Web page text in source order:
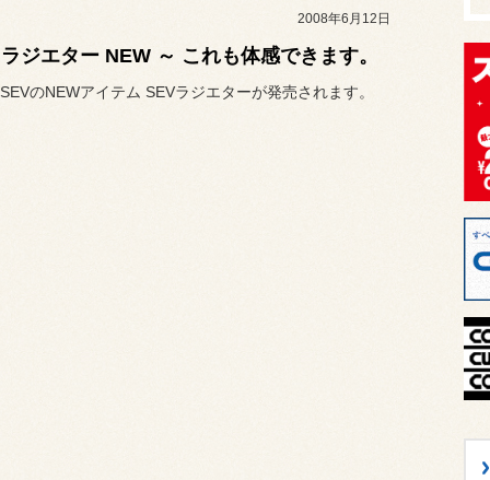
2008年6月12日
ジエター NEW ～ これも体感できます。
のNEWアイテム SEVラジエターが発売されます。